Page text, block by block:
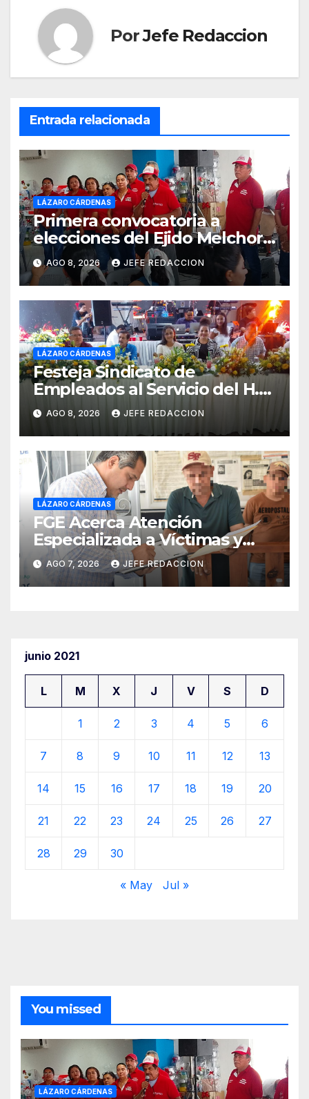
PorJefe Redaccion
Entrada relacionada
LÁZARO CÁRDENAS
Primera convocatoria a
elecciones del Ejido Melchor
Ocampo en Lázaro Cárdenas
el domingo
AGO 8, 2026 JEFE REDACCION
LÁZARO CÁRDENAS
Festeja Sindicato de
Empleados al Servicio del H.
Ayuntamiento de LZC Día del
Empleado Municipal
AGO 8, 2026 JEFE REDACCION
LÁZARO CÁRDENAS
FGE Acerca Atención
Especializada a Víctimas y
Ciudadanía de Coalcomán
AGO 7, 2026 JEFE REDACCION
junio 2021
L M X J V S D
1 2 3 4 5 6
7 8 9 10 11 12 13
14 15 16 17 18 19 20
21 22 23 24 25 26 27
28 29 30
« May Jul »
You missed
LÁZARO CÁRDENAS